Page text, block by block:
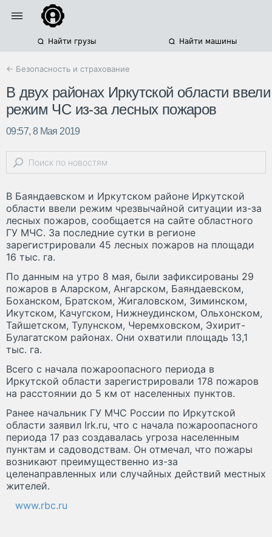
Найти грузы Найти машины
← Безопасность и страхование
В двух районах Иркутской области ввели
режим ЧС из-за лесных пожаров
09:57, 8 Мая 2019
В Баяндаевском и Иркутском районе Иркутской
области ввели режим чрезвычайной ситуации из-за
лесных пожаров, сообщается на сайте областного
ГУ МЧС. За последние сутки в регионе
зарегистрировали 45 лесных пожаров на площади
16 тыс. га.
По данным на утро 8 мая, были зафиксированы 29
пожаров в Аларском, Ангарском, Баяндаевском,
Боханском, Братском, Жигаловском, Зиминском,
Икутском, Качугском, Нижнеудинском, Ольхонском,
Тайшетском, Тулунском, Черемховском, Эхирит-
Булагатском районах. Они охватили площадь 13,1
тыс. га.
Всего с начала пожароопасного периода в
Иркутской области зарегистрировали 178 пожаров
на расстоянии до 5 км от населенных пунктов.
Ранее начальник ГУ МЧС России по Иркутской
области заявил Irk.ru, что с начала пожароопасного
периода 17 раз создавалась угроза населенным
пунктам и садоводствам. Он отмечал, что пожары
возникают преимущественно из-за
целенаправленных или случайных действий местных
жителей.
www.rbc.ru